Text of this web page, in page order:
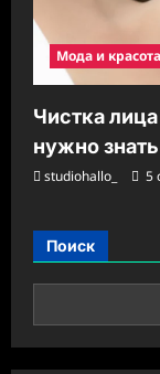
Мода и красота
Чистка
нужно знать
studiohallo_ 5
Поиск